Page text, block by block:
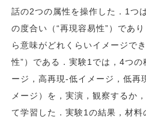
話の2つの属性を操作した．1つ
の度合い（“再現容易性”）であ
ら意味がどれくらいイメージで
性”）である．実験1では，4つ
ージ，高再現-低イメージ，低再
メージ）を，実演，観察するか
て学習した．実験1の結果，材